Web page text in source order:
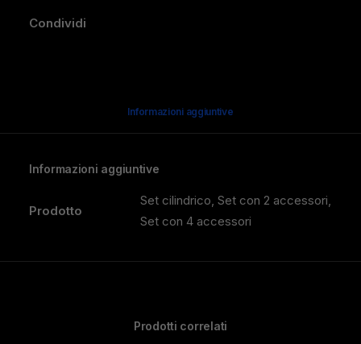
Condividi
Informazioni aggiuntive
Informazioni aggiuntive
Prodotto
Set cilindrico, Set con 2 accessori,
Set con 4 accessori
Prodotti correlati